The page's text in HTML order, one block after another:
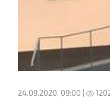
24.09.2020, 09:00 |